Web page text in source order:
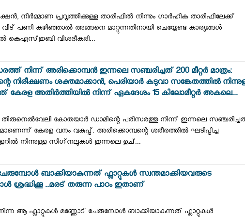
നിര്‍മ്മാണ പ്രവൃത്തിക്കുള്ള താരിഫില്‍ നിന്നും ഗാര്‍ഹിക താരിഫിലേക്ക്
വീട് പണി കഴിഞ്ഞാല്‍ അങ്ങനെ മാറ്റുന്നതിനായി ചെയ്യേണ്ട കാര്യങ്ങള്‍
കെഎസ്ഇബി വിശദീകരി...
നിന്ന് അരിക്കൊമ്പൻ ഇന്നലെ സഞ്ചരിച്ചത് 200 മീറ്റർ മാത്രം:
നിരീക്ഷണം ശക്തമാക്കാൻ, പെരിയാർ കടുവാ സങ്കേതത്തിൽ
കേരള അതിർത്തിയിൽ നിന്ന് ഏകദേശം 15 കിലോമീറ്റർ അകലെ...
കോതയാർ ഡാമിന്റെ പരിസരത്തു നിന്ന് ഇന്നലെ
കേരള വനം വകുപ്പ്. അരിക്കൊമ്പന്റെ ശരീരത്തിൽ ഘടിപ്പിച്ച
നിന്നുള്ള സിഗ്‌നലുകൾ ഇന്നലെ ഉച്...
ബാക്കിയാകുന്നത് ഫ്ലാറ്റുകൾ സ്വന്തമാക്കിയവരുടെ
ശ്രദ്ധിക്കൂ ..മരട് തരുന്ന പാഠം ഇതാണ്
ആ ഫ്ലാറ്റുകൾ മണ്ണോട് ചേരുമ്പോൾ ബാക്കിയാകുന്നത് ഫ്ലാറ്റുകൾ